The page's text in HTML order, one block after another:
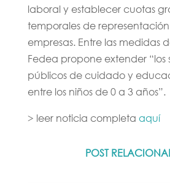
laboral y establecer cuotas
temporales de
empresas. Entre las medidas
Fedea propone extender “los
públicos de cuidado y
entre los niños de 0 a 3 años”.
> leer noticia completa aquí
POST